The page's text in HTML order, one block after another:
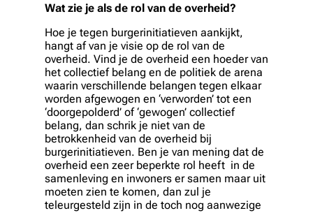
Wat zie je als de rol van de overheid?
Hoe je tegen burgerinitiatieven aankijkt,
hangt af van je visie op de rol van de
overheid. Vind je de overheid een hoeder van
het collectief belang en de politiek de arena
waarin verschillende belangen tegen elkaar
worden afgewogen en ‘verworden’ tot een
‘doorgepolderd’ of ‘gewogen’ collectief
belang, dan schrik je niet van de
betrokkenheid van de overheid bij
burgerinitiatieven. Ben je van mening dat de
overheid een zeer beperkte rol heeft in de
samenleving en inwoners er samen maar uit
moeten zien te komen, dan zul je
teleurgesteld zijn in de toch nog aanwezige